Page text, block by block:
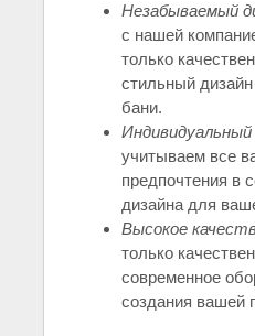
Незабываемый
с нашей
только
стильный
бани.
Индивидуальный
учитываем все
предпочтения в
дизайна для
Высокое
только
современное
создания вашей